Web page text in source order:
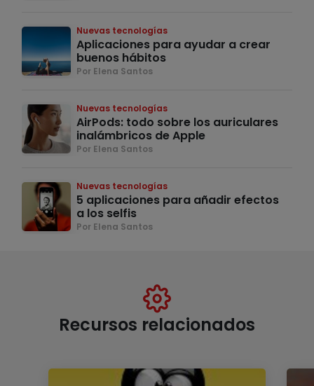
Nuevas tecnologías
Aplicaciones para ayudar a crear
buenos hábitos
Por Elena Santos
Nuevas tecnologías
AirPods: todo sobre los auriculares
inalámbricos de Apple
Por Elena Santos
Nuevas tecnologías
5 aplicaciones para añadir efectos
a los selfis
Por Elena Santos
Recursos relacionados